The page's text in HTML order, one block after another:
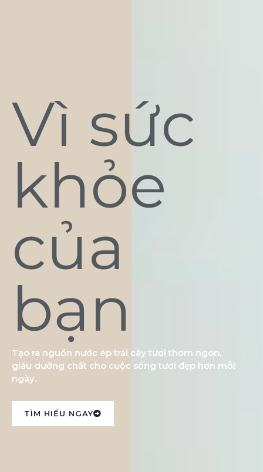
Vì sức
khỏe
của
bạn
Tạo ra nguồn nước ép trái cây tươi thơm ngon,
giàu dưỡng chất cho cuộc sống tươi đẹp hơn mỗi
ngày.
TÌM HIỂU NGAY